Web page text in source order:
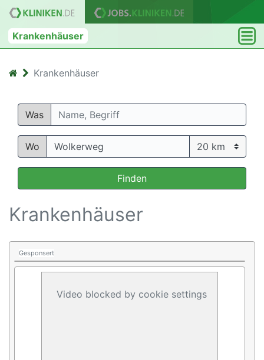
Krankenhäuser
Krankenhäuser
Was
Wo
Finden
Krankenhäuser
Gesponsert
Video blocked by cookie settings